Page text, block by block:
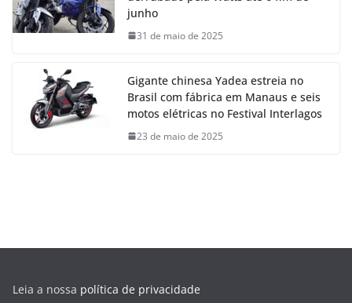
junho
31 de maio de 2025
Gigante chinesa Yadea estreia no
Brasil com fábrica em Manaus e seis
motos elétricas no Festival Interlagos
23 de maio de 2025
Leia a nossa política de privacidade